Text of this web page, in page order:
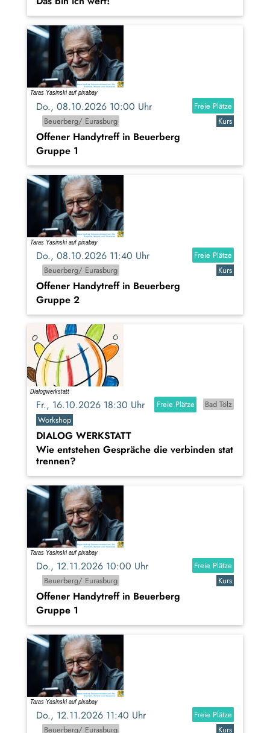
Do., 08.10.2026 10:00 Uhr
Freie Plätze
Beuerberg/ Eurasburg
Kurs
Offener Handytreff in Beuerberg
Gruppe 1
Do., 08.10.2026 11:40 Uhr
Freie Plätze
Beuerberg/ Eurasburg
Kurs
Offener Handytreff in Beuerberg
Gruppe 2
Fr., 16.10.2026 18:30 Uhr Freie Plätze
Bad Tölz
Workshop
DIALOG WERKSTATT
Wie entstehen Gespräche die verbinden stat
trennen?
Do., 12.11.2026 10:00 Uhr
Freie Plätze
Beuerberg/ Eurasburg
Kurs
Offener Handytreff in Beuerberg
Gruppe 1
Do., 12.11.2026 11:40 Uhr
Freie Plätze
Beuerberg/ Eurasburg
Kurs